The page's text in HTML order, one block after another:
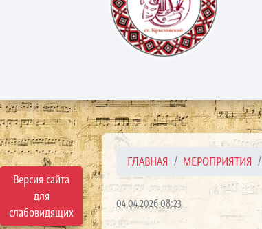
Версия сайта
для
слабовидящих
ГЛАВНАЯ МЕРОПРИЯТИЯ
04.04.2026 08:23